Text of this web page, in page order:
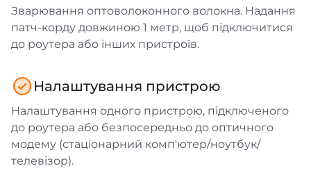
Зварювання оптоволоконного волокна. Надання
патч-корду довжиною 1 метр, щоб підключитися
до роутера або інших пристроїв.
Налаштування пристрою
Налаштування одного пристрою, підключеного
до роутера або безпосередньо до оптичного
модему (стаціонарний комп'ютер/ноутбук/
телевізор).